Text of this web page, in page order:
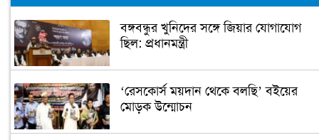
বঙ্গবন্ধুর খুনিদের সঙ্গে জিয়ার যোগাযোগ
ছিল: প্রধানমন্ত্রী
‘রেসকোর্স ময়দান থেকে বলছি’ বইয়ের
মোড়ক উন্মোচন